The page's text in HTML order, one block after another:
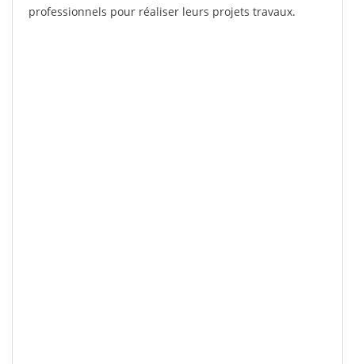
professionnels pour réaliser leurs projets travaux.